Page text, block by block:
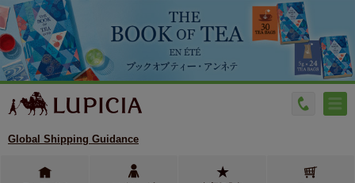
Global Shipping Guidance